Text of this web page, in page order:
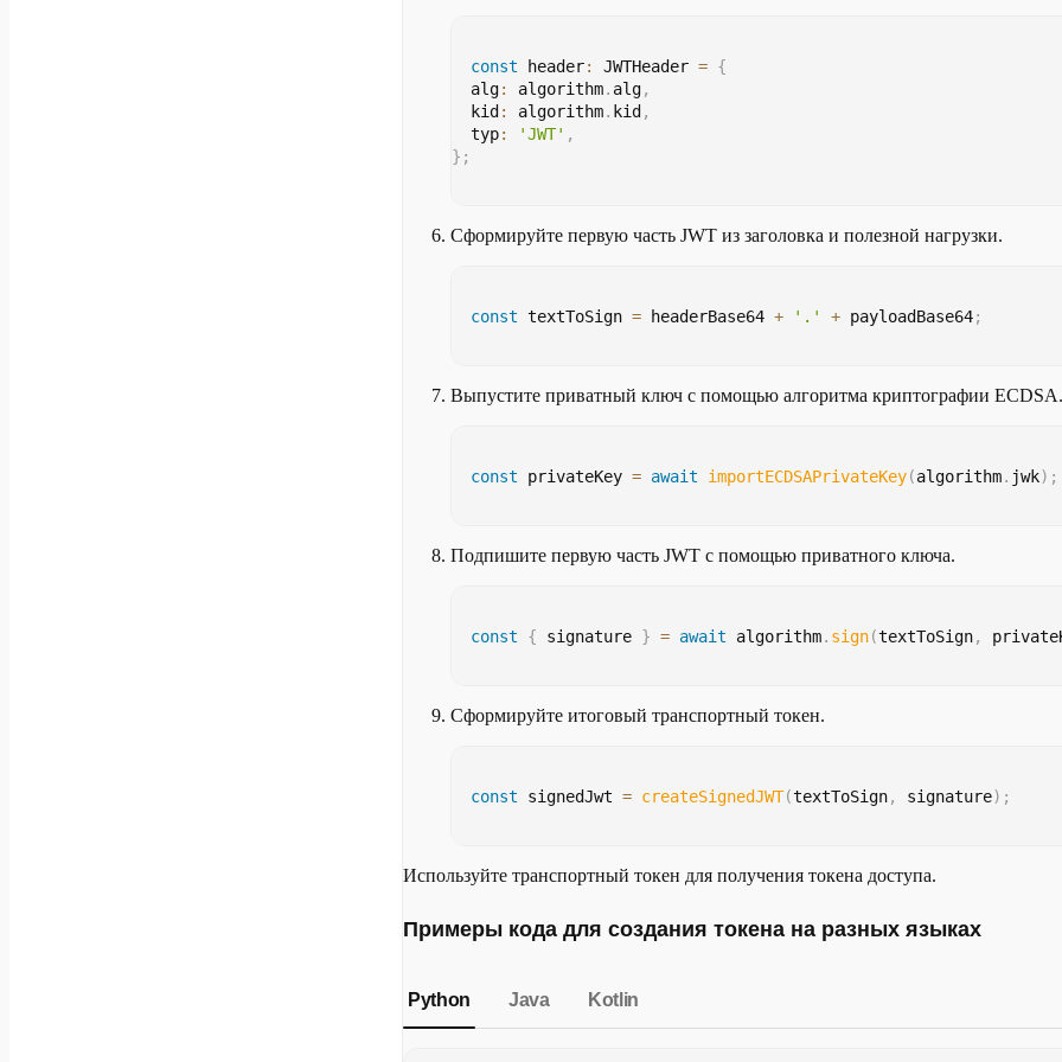
const header: JWTHeader = {
  alg
: algorithm. alg,
  kid
: algorithm. kid ,
  typ
: 'JWT' ,
} ;
Сформируйте первую часть JWT из заголовка и полезной нагрузки.
const textToSign = headerBase64 + '.' + payloadBase64;
Выпустите приватный ключ с помощью алгоритма криптографии ECDSA.
const privateKey = await importECDSAPrivateKey(algorithm. jwk) ;
Подпишите первую часть JWT с помощью приватного ключа.
const { signature } = await algorithm. sign(textToSign,
Сформируйте итоговый транспортный токен.
const signedJwt = createSignedJWT(textToSign, signature) ;
Используйте транспортный токен для получения токена доступа.
Примеры кода для создания токена на разных языках
Python Java Kotlin